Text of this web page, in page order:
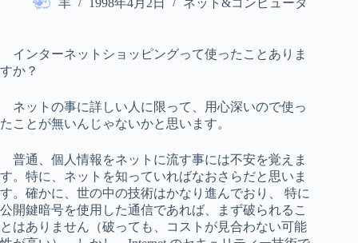
羊 1998年4月2日 ネット&コンピュータ
インターネットショッピングって使ったことありま
すか？
ネットの事に詳しい人に限って、用心深いので使っ
たことが無いんじゃないかと思います。
普通、個人情報をネットに流す事には不安を覚えま
す。特に、ネットを知っていればなおさらだと思いま
す。確かに、世の中の技術はかなり進んでおり、 特に
公開鍵暗号を使用した通信であれば、まず破られるこ
とはありません（破っても、コストが見合わない可能